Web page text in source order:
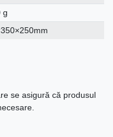
g
se asigură că produsul